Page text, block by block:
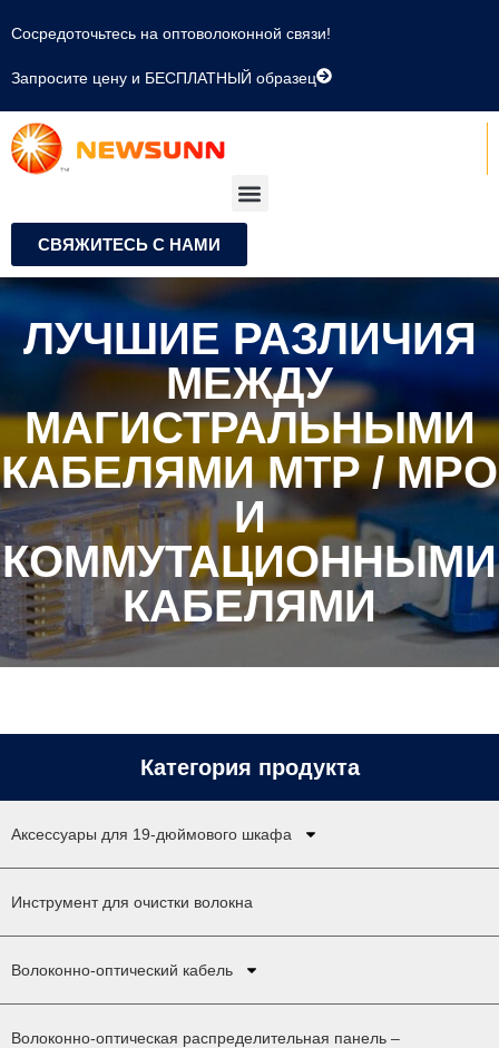
Сосредоточьтесь на оптоволоконной связи!
Запросите цену и БЕСПЛАТНЫЙ образец
СВЯЖИТЕСЬ С НАМИ
ЛУЧШИЕ РАЗЛИЧИЯ
МЕЖДУ
МАГИСТРАЛЬНЫМИ
КАБЕЛЯМИ MTP / MPO
И
КОММУТАЦИОННЫМИ
КАБЕЛЯМИ
Категория продукта
Аксессуары для 19-дюймового шкафа
Инструмент для очистки волокна
Волоконно-оптический кабель
Волоконно-оптическая распределительная панель –